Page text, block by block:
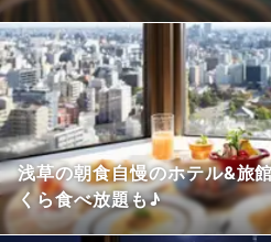
浅草の朝食自慢のホテル&旅
くら食べ放題も♪